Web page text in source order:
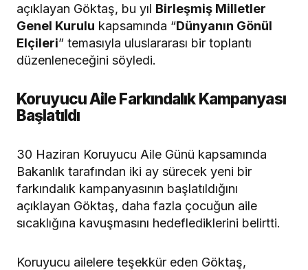
açıklayan Göktaş, bu yıl Birleşmiş Milletler
Genel Kurulu kapsamında “Dünyanın Gönül
Elçileri” temasıyla uluslararası bir toplantı
düzenleneceğini söyledi.
Koruyucu Aile Farkındalık Kampanyası
Başlatıldı
30 Haziran Koruyucu Aile Günü kapsamında
Bakanlık tarafından iki ay sürecek yeni bir
farkındalık kampanyasının başlatıldığını
açıklayan Göktaş, daha fazla çocuğun aile
sıcaklığına kavuşmasını hedeflediklerini belirtti.
Koruyucu ailelere teşekkür eden Göktaş,